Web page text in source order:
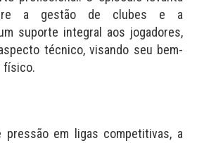
a gestão de clubes e a
suporte integral aos jogadores,
técnico, visando seu bem-
físico.
pressão em ligas competitivas, a